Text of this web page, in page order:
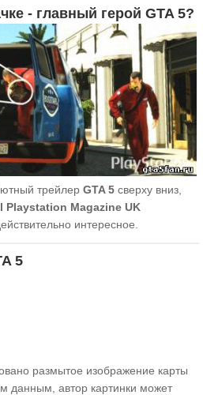
- главный герой GTA 5?
трейлер GTA 5 сверху вниз,
Playstation Magazine UK
интересное.
5
размытое изображение карты
данным, автор картинки может